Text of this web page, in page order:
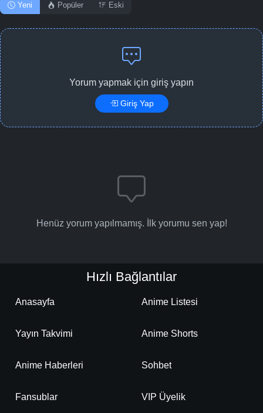
- Bölüm No:
Yeni Popüler Eski
Yorum yapmak için giriş yapın
Giriş Yap
Henüz yorum yapılmamış. İlk yorumu sen yap!
Hızlı Bağlantılar
Anasayfa Anime Listesi
Yayın Takvimi Anime Shorts
Anime Haberleri Sohbet
Fansublar VIP Üyelik